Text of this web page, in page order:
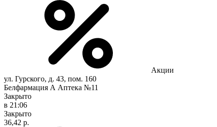
Акции
ул. Гурского, д. 43, пом. 160
Белфармация А Аптека №11
Закрыто
в 21:06
Закрыто
36,42 р.